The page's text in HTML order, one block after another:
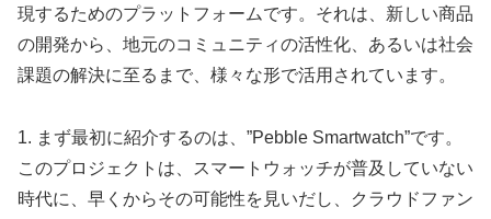
現するためのプラットフォームです。それは、新しい商品
の開発から、地元のコミュニティの活性化、あるいは社会
課題の解決に至るまで、様々な形で活用されています。
1. まず最初に紹介するのは、”Pebble Smartwatch”です。
このプロジェクトは、スマートウォッチが普及していない
時代に、早くからその可能性を見いだし、クラウドファン